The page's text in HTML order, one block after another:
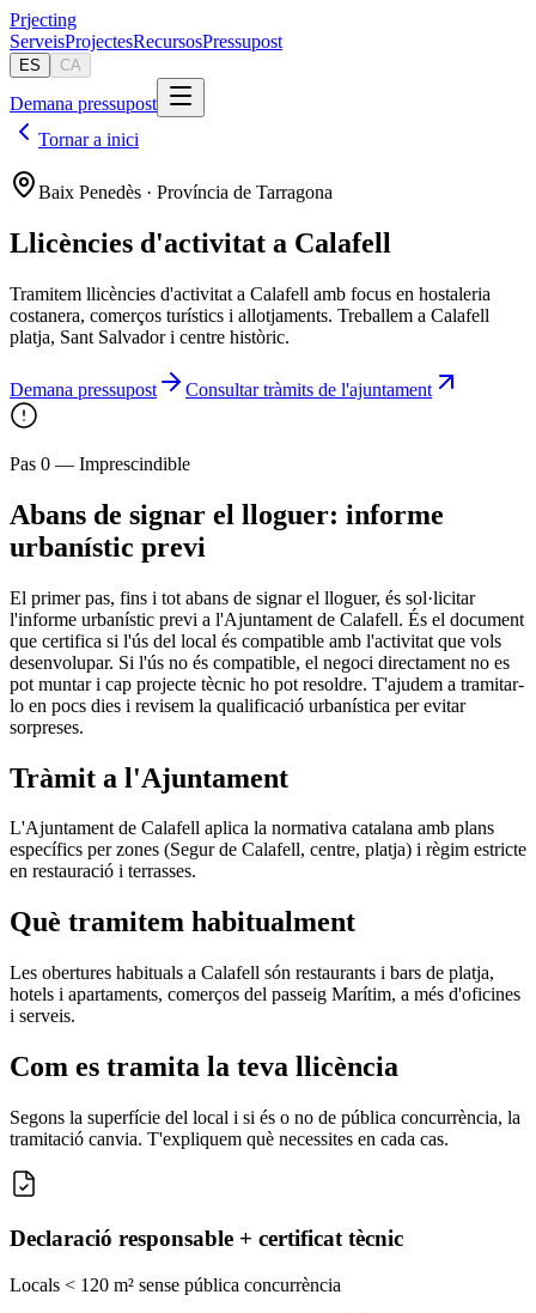
Prjecting
ServeisProjectesRecursosPressupost
ES CA
Demana pressupost
Tornar a inici
Baix Penedès · Província de Tarragona
Llicències d'activitat a Calafell
Tramitem llicències d'activitat a Calafell amb focus en hostaleria
costanera, comerços turístics i allotjaments. Treballem a Calafell
platja, Sant Salvador i centre històric.
Demana pressupost Consultar tràmits de l'ajuntament
Pas 0 — Imprescindible
Abans de signar el lloguer: informe
urbanístic previ
El primer pas, fins i tot abans de signar el lloguer, és sol·licitar
l'informe urbanístic previ a l'Ajuntament de Calafell. És el document
que certifica si l'ús del local és compatible amb l'activitat que vols
desenvolupar. Si l'ús no és compatible, el negoci directament no es
pot muntar i cap projecte tècnic ho pot resoldre. T'ajudem a tramitar-
lo en pocs dies i revisem la qualificació urbanística per evitar
sorpreses.
Tràmit a l'Ajuntament
L'Ajuntament de Calafell aplica la normativa catalana amb plans
específics per zones (Segur de Calafell, centre, platja) i règim estricte
en restauració i terrasses.
Què tramitem habitualment
Les obertures habituals a Calafell són restaurants i bars de platja,
hotels i apartaments, comerços del passeig Marítim, a més d'oficines
i serveis.
Com es tramita la teva llicència
Segons la superfície del local i si és o no de pública concurrència, la
tramitació canvia. T'expliquem què necessites en cada cas.
Declaració responsable + certificat tècnic
Locals < 120 m² sense pública concurrència